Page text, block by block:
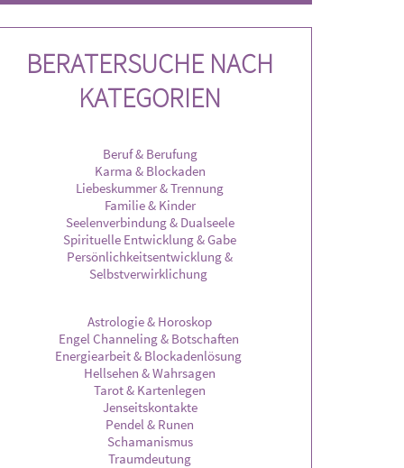
BERATERSUCHE NACH
KATEGORIEN
Beruf & Berufung
Karma & Blockaden
Liebeskummer & Trennung
Familie & Kinder
Seelenverbindung & Dualseele
Spirituelle Entwicklung & Gabe
Persönlichkeitsentwicklung &
Selbstverwirklichung
Astrologie & Horoskop
Engel Channeling & Botschaften
Energiearbeit & Blockadenlösung
Hellsehen & Wahrsagen
Tarot & Kartenlegen
Jenseitskontakte
Pendel & Runen
Schamanismus
Traumdeutung